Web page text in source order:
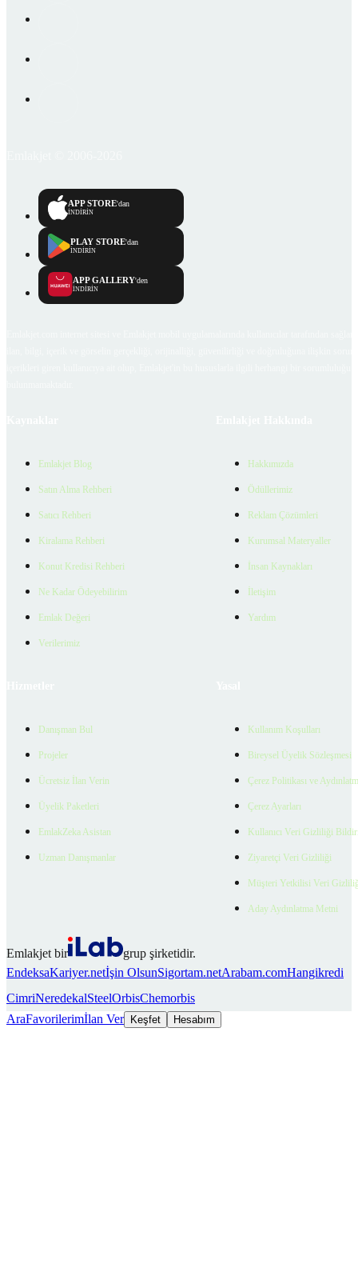
APP STORE'dan
İNDİRİN
PLAY STORE'dan
İNDİRİN
APP GALLERY'den
İNDİRİN
Emlakjet Blog
Satın Alma Rehberi
Satıcı Rehberi
Kiralama Rehberi
Konut Kredisi Rehberi
Ne Kadar Ödeyebilirim
Emlak Değeri
Verilerimiz
Hakkımızda
Ödüllerimiz
Reklam Çözümleri
Kurumsal Materyaller
İnsan Kaynakları
İletişim
Yardım
Danışman Bul
Projeler
Ücretsiz İlan Verin
Üyelik Paketleri
EmlakZeka Asistan
Uzman Danışmanlar
Kullanım Koşulları
Bireysel Üyelik Sözleşmesi
Çerez Politikası ve
Çerez Ayarları
Kullanıcı Veri Gizliliği
Ziyaretçi Veri Gizliliği
Müşteri Yetkilisi Veri
Aday Aydınlatma Metni
Emlakjet bir
grup şirketidir.
EndeksaKariyer.netİşin OlsunSigortam.netArabam.comHangikredi
CimriNeredekalSteelOrbisChemorbis
AraFavorilerimİlan Ver Keşfet Hesabım